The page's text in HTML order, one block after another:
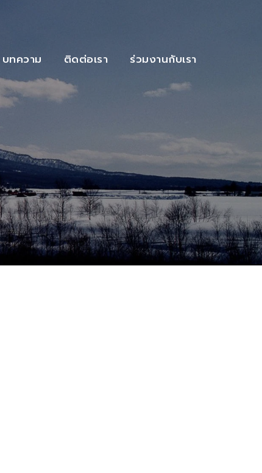
บทความ ติดต่อเรา ร่วมงานกับเรา